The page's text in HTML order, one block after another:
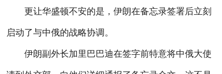
更让华盛顿不安的是，伊朗在备忘录签署后立刻
启动了与中俄的战略协调。
伊朗副外长加里巴巴迪在签字前特意将中俄大使